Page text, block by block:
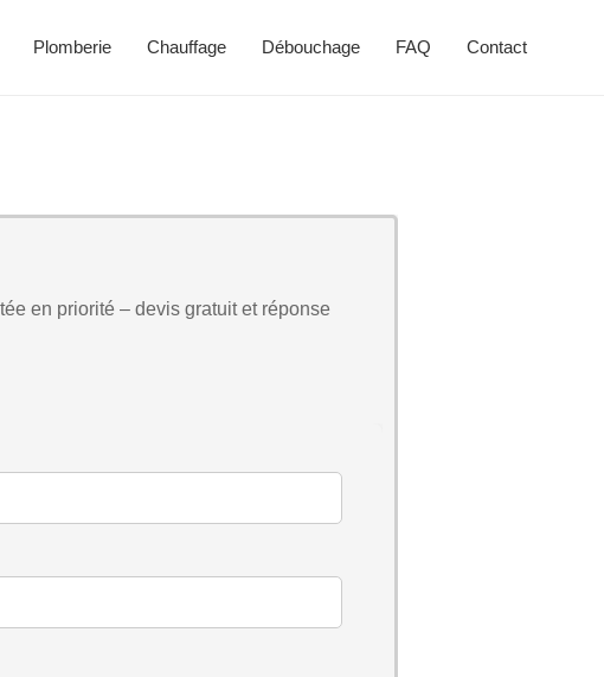
Plomberie Chauffage Débouchage FAQ Contact
en priorité – devis gratuit et réponse